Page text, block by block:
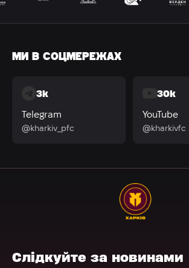
МИ В СОЦМЕРЕЖАХ
3k
Telegram
@kharkiv_pfc
30k
YouTube
@kharkivfc
Слідкуйте за новинами